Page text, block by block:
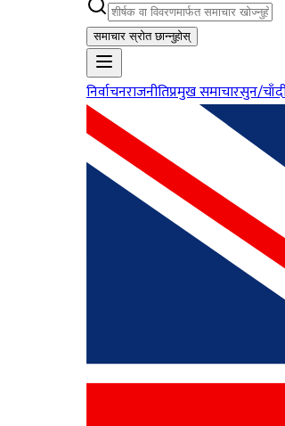
समाचार स्रोत छान्नुहोस्
निर्वाचनराजनीतिप्रमुख समाचारसुन/